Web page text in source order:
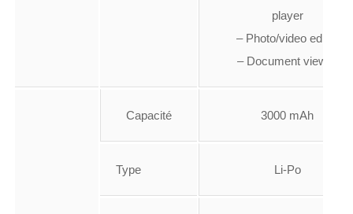
player
– Photo/video editor
– Document viewer
Capacité 3000 mAh
Type Li-Po